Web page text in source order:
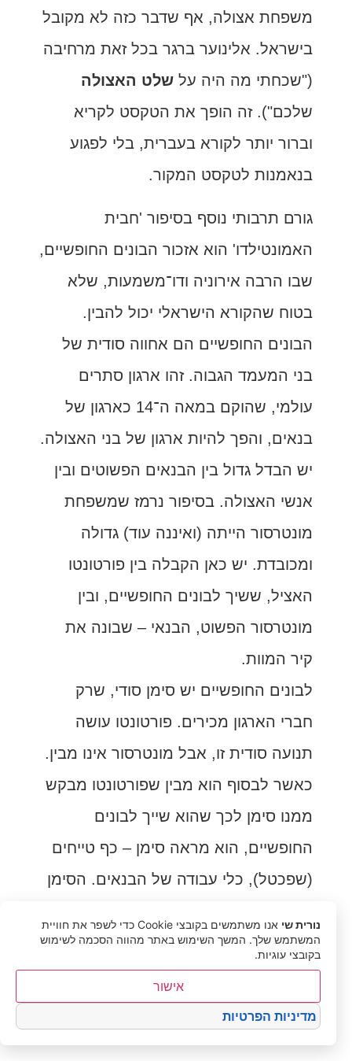
משפחת אצולה, אף שדבר כזה לא מקובל
בישראל. אלינוער ברגר בכל זאת מרחיבה
("שכחתי מה היה על שלט האצולה
שלכם"). זה הופך את הטקסט לקריא
וברור יותר לקורא בעברית, בלי לפגוע
בנאמנות לטקסט המקור.
גורם תרבותי נוסף בסיפור 'חבית
האמונטילדו' הוא אזכור הבונים החופשיים,
שבו הרבה אירוניה ודו־משמעות, שלא
בטוח שהקורא הישראלי יכול להבין.
הבונים החופשיים הם אחווה סודית של
בני המעמד הגבוה. זהו ארגון סתרים
עולמי, שהוקם במאה ה־14 כארגון של
בנאים, והפך להיות ארגון של בני האצולה.
יש הבדל גדול בין הבנאים הפשוטים ובין
אנשי האצולה. בסיפור נרמז שמשפחת
מונטרסור הייתה (ואיננה עוד) גדולה
ומכובדת. יש כאן הקבלה בין פורטונטו
האציל, ששיך לבונים החופשיים, ובין
מונטרסור הפשוט, הבנאי – שבונה את
קיר המוות.
לבונים החופשיים יש סימן סודי, שרק
חברי הארגון מכירים. פורטונטו עושה
תנועה סודית זו, אבל מונטרסור אינו מבין.
כאשר לבסוף הוא מבין שפורטונטו מבקש
ממנו סימן לכך שהוא שייך לבונים
החופשיים, הוא מראה סימן – כף טייחים
(שפכטל), כלי עבודה של הבנאים. הסימן
'
trowel'. אהרון אמיר וגם עליזה נצר
תרגמו זאת ל'כף סיידים'. אלינוער ברגר
בחרה במילה 'מרית בנאים'. לדעתי
נורית שי
אנו משתמשים בקובצי Cookie כדי לשפר את חוויית
המשתמש שלך. המשך השימוש באתר מהווה הסכמה לשימוש
בקובצי עוגיות.
אישור
מדיניות הפרטיות